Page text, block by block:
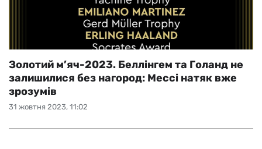
31 жовтня 2023, 11:02
Золотий м’яч-2023. Беллінгем та Голанд не
залишилися без нагород: Мессі натяк вже
зрозумів